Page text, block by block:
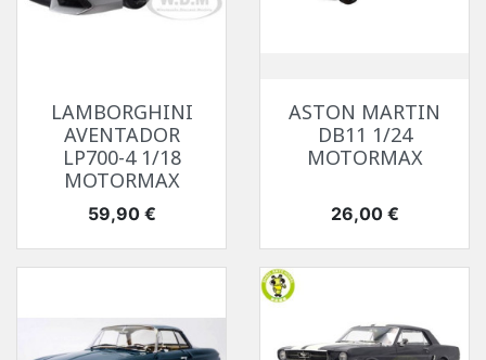
LAMBORGHINI
AVENTADOR
LP700-4 1/18
MOTORMAX
Prix
59,90 €
ASTON MARTIN
DB11 1/24
MOTORMAX
Prix
26,00 €